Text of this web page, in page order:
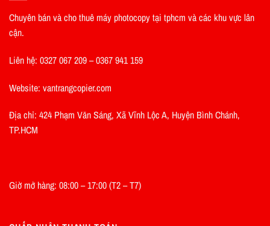
Chuyên bán và cho thuê máy photocopy tại tphcm và các khu vực lân
cận.
Liên hệ: 0327 067 209 – 0367 941 159
Website: vantrangcopier.com
Địa chỉ: 424 Phạm Văn Sáng, Xã Vĩnh Lộc A, Huyện Bình Chánh,
TP.HCM
Giờ mở hàng: 08:00 – 17:00 (T2 – T7)